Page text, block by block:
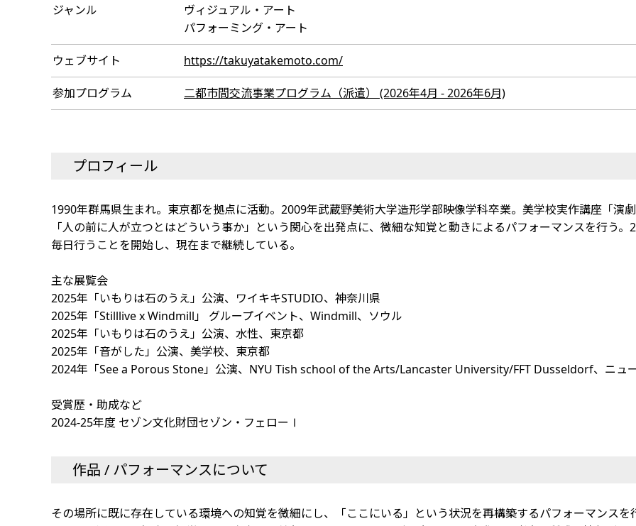
ジャンル
ヴィジュアル・アート
パフォーミング・アート
ウェブサイト https://takuyatakemoto.com/
参加プログラム 二都市間交流事業プログラム（派遣） (2026年4月 - 2026年6月)
プロフィール
1990年群馬県生まれ。東京都を拠点に活動。2009年武蔵野美術大学造形学部映像学科卒業。美学校実作講座「演
「人の前に人が立つとはどういう事か」という関心を出発点に、微細な知覚と動きによるパフォーマンスを行う
毎日行うことを開始し、現在まで継続している。
主な展覧会
2025年「いもりは石のうえ」公演、ワイキキSTUDIO、神奈川県
2025年「Stilllive x Windmill」 グループイベント、Windmill、ソウル
2025年「いもりは石のうえ」公演、水性、東京都
2025年「音がした」公演、美学校、東京都
2024年「See a Porous Stone」公演、NYU Tish school of the Arts/Lancaster University/FFT Dusseldorf、ニュ
受賞歴・助成など
2024-25年度 セゾン文化財団セゾン・フェローⅠ
作品 / パフォーマンスについて
その場所に既に存在している環境への知覚を微細にし、「ここにいる」という状況を再構築するパフォーマンス